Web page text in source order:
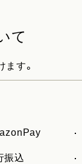
て
す。
振込